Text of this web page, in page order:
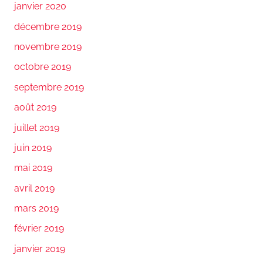
janvier 2020
décembre 2019
novembre 2019
octobre 2019
septembre 2019
août 2019
juillet 2019
juin 2019
mai 2019
avril 2019
mars 2019
février 2019
janvier 2019